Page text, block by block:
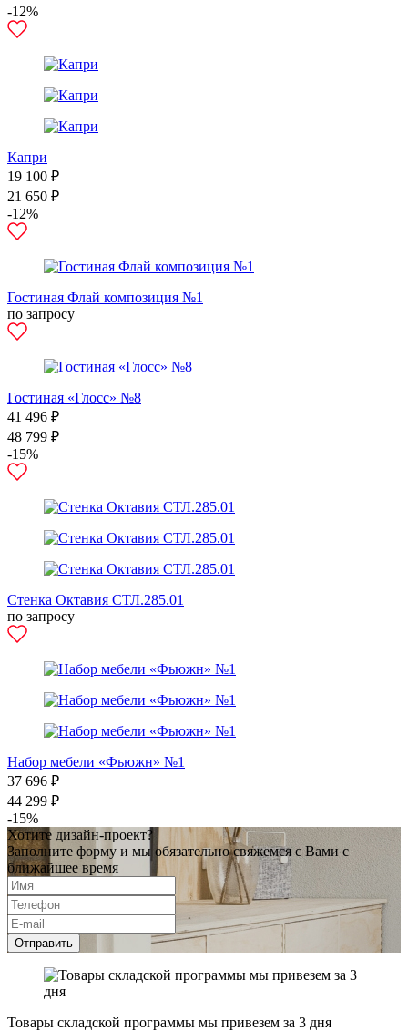
-12%
Капри
19 100 ₽
21 650 ₽
-12%
Гостиная Флай композиция №1
по запросу
Гостиная «Глосс» №8
41 496 ₽
48 799 ₽
-15%
Стенка Октавия СТЛ.285.01
по запросу
Набор мебели «Фьюжн» №1
37 696 ₽
44 299 ₽
-15%
Хотите дизайн-проект?
Заполните форму и мы обязательно свяжемся с Вами с
ближайшее время
Отправить
Товары складской программы мы привезем за 3 дня